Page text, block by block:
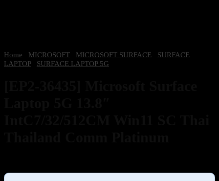
Home MICROSOFT MICROSOFT SURFACE
SURFACE
LAPTOP
SURFACE LAPTOP 5G